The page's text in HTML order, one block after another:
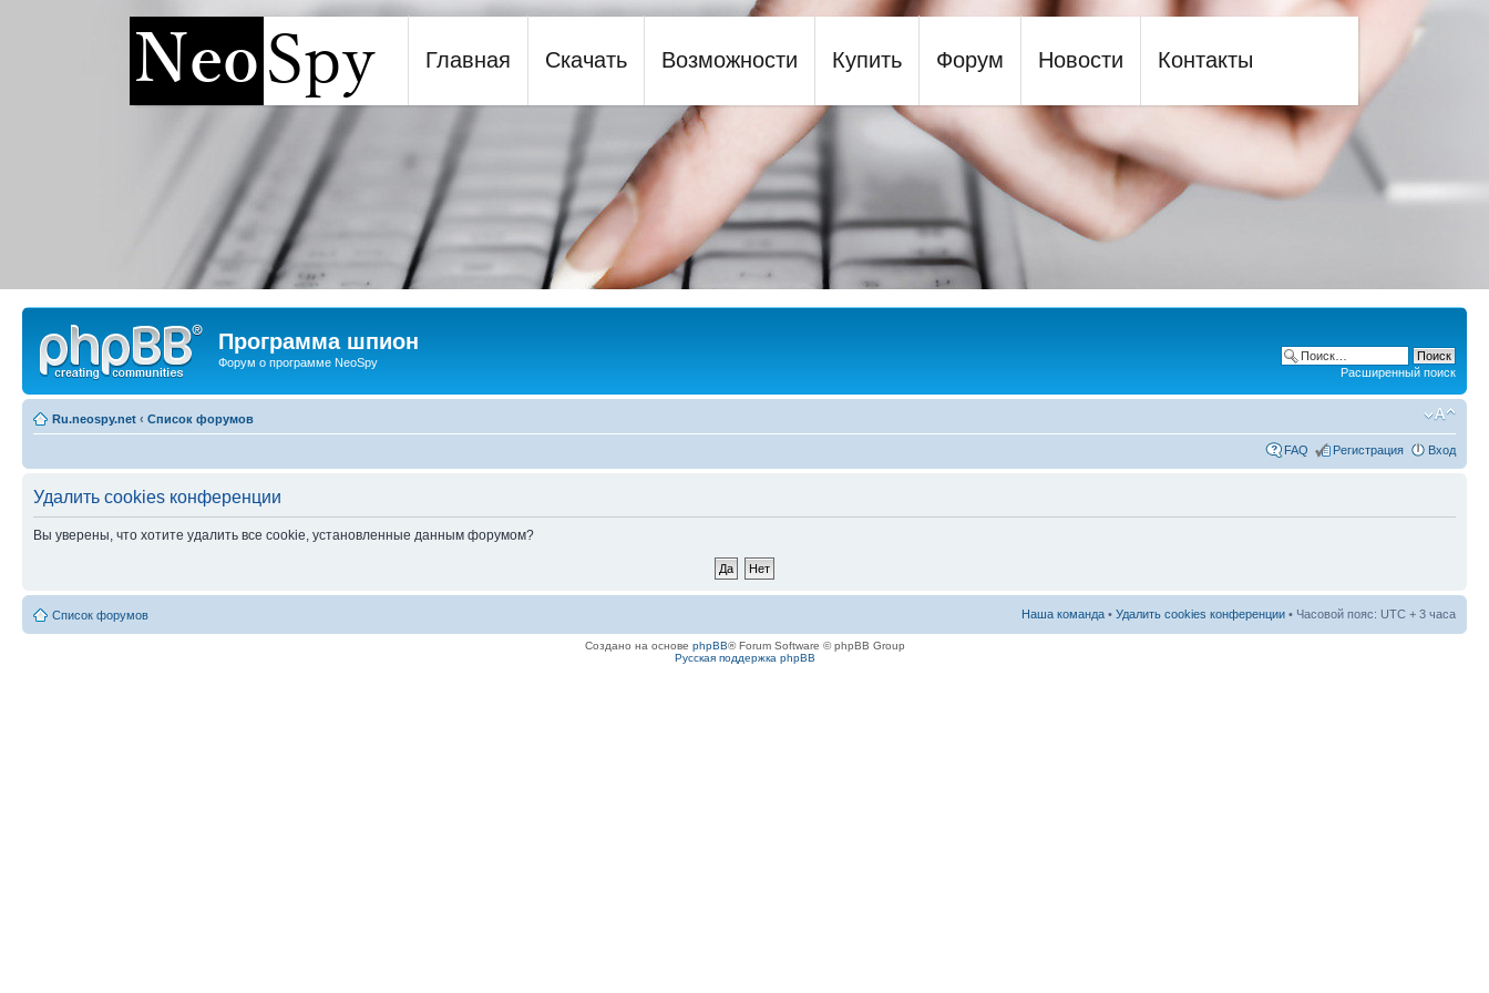
Программа шпион NeoSpy
Главная Скачать Возможности Купить Форум Новости Контакты
Программа шпион
Форум о программе NeoSpy
Расширенный поиск
Ru.neospy.net ‹ Список форумов
FAQ Регистрация Вход
Удалить cookies конференции
Вы уверены, что хотите удалить все cookie, установленные данным форумом?
Список форумов Наша команда • Удалить cookies конференции • Часовой пояс: UTC + 3 часа
Создано на основе phpBB® Forum Software © phpBB Group
Русская поддержка phpBB